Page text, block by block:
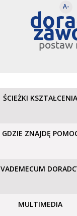
A-
postaw
ŚCIEŻKI KSZTAŁCENIA
GDZIE ZNAJDĘ
VADEMECUM
MULTIMEDIA